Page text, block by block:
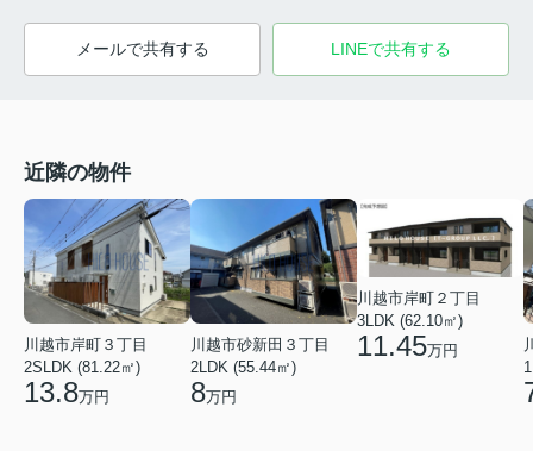
メールで共有する LINEで共有する
近隣の物件
川越市岸町３丁目
2SLDK (81.22㎡)
13.8万円
川越市砂新田３丁目
2LDK (55.44㎡)
8万円
川越市岸町２丁目
3LDK (62.10㎡)
11.45万円